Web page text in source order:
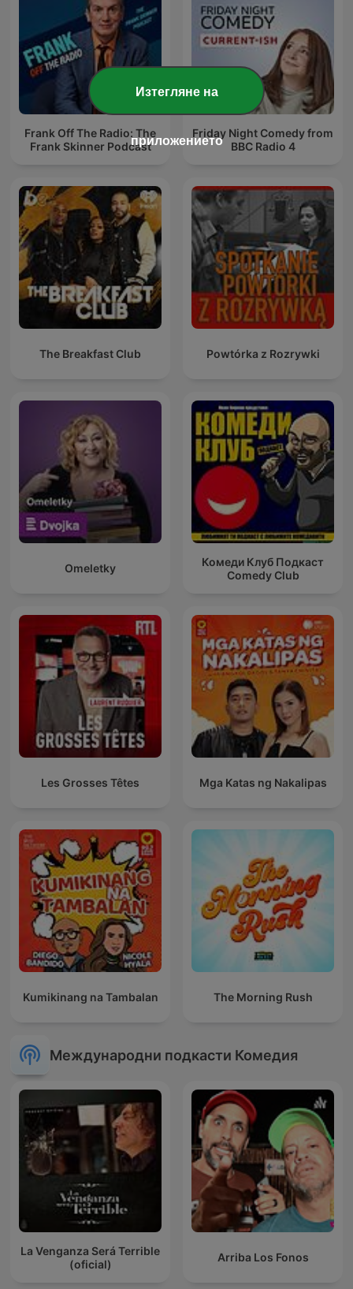
Frank Off The Radio: The
Frank Skinner Podcast
Friday Night Comedy from
BBC Radio 4
The Breakfast Club Powtórka z Rozrywki
Omeletky
Комеди Клуб Подкаст
Comedy Club
Les Grosses Têtes Mga Katas ng Nakalipas
Kumikinang na Tambalan The Morning Rush
Международни подкасти Комедия
La Venganza Será Terrible
(oficial)
Arriba Los Fonos
Изтегляне на
приложението